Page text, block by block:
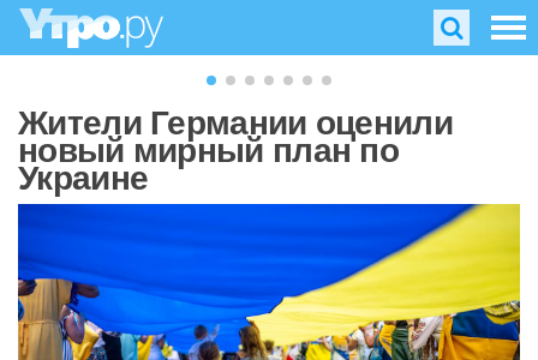
Жители Германии оценили
новый мирный план по
Украине